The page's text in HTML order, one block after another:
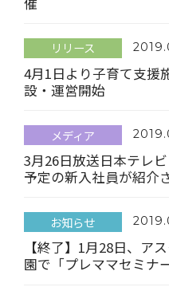
リリース
4月1日より子育て支援
設・運営開始
メディア
3月26日放送日本テレ
予定の新入社員が紹介
お知らせ
【終了】1月28日、ア
園で「プレママセミナ